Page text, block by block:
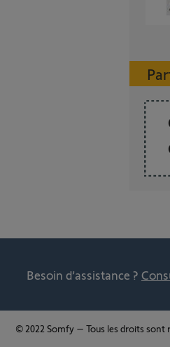
Besoin d’assistance ?
© 2022 Somfy – Tous les droits sont